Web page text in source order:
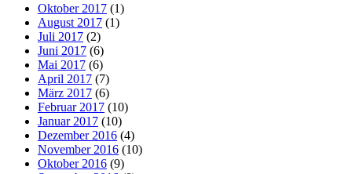
Oktober 2017 (1)
August 2017 (1)
Juli 2017 (2)
Juni 2017 (6)
Mai 2017 (6)
April 2017 (7)
März 2017 (6)
Februar 2017 (10)
Januar 2017 (10)
Dezember 2016 (4)
November 2016 (10)
Oktober 2016 (9)